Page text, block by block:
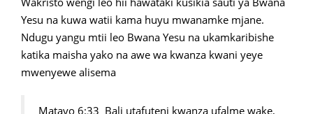
Yesu na kuwa watii kama huyu mwanamke mjane.
Ndugu yangu mtii leo Bwana Yesu na ukamkaribishe
katika maisha yako na awe wa kwanza kwani yeye
mwenyewe alisema
Matayo 6:33 Bali utafuteni kwanza ufalme wake,